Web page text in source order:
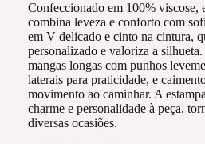
Confeccionado em 100% viscose,
combina leveza e conforto com
em V delicado e cinto na cintura,
personalizado e valoriza a
mangas longas com punhos
laterais para praticidade, e
movimento ao caminhar. A
charme e personalidade à peça,
diversas ocasiões.